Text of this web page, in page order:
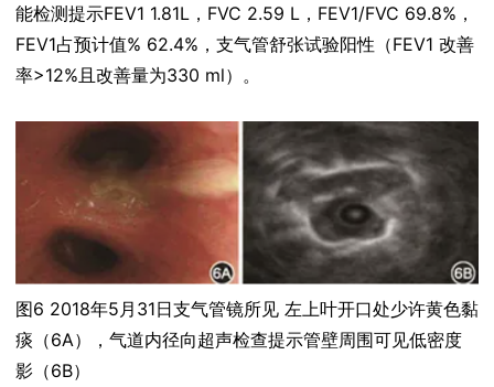
能检测提示FEV1 1.81L，FVC 2.59 L，FEV1/FVC 69.8%，
FEV1占预计值% 62.4%，支气管舒张试验阳性（FEV1 改善
率>12%且改善量为330 ml）。
图6 2018年5月31日支气管镜所见 左上叶开口处少许黄色黏
痰（6A），气道内径向超声检查提示管壁周围可见低密度
影（6B）